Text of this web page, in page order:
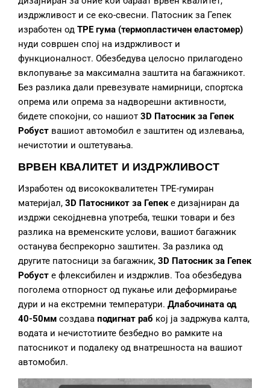
издржливост и се еко-свесни. Патосник за Гепек
изработен од TPE гума (термопластичен еластомер)
нуди совршен спој на издржливост и
функционалност. Обезбедува целосно прилагодено
вклопување за максимална заштита на багажникот.
Без разлика дали превезувате намирници, спортска
опрема или опрема за надворешни активности,
бидете спокојни, со нашиот 3D Патосник за Гепек
Робуст вашиот автомобил е заштитен од излевања,
нечистотии и оштетувања.
ВРВЕН КВАЛИТЕТ И ИЗДРЖЛИВОСТ
Изработен од висококвалитетен TPE-гумиран
материјал, 3D Патосникот за Гепеке дизајниран да
издржи секојдневна употреба, тешки товари и без
разлика на временските услови, вашиот багажник
останува беспрекорно заштитен. За разлика од
другите патосници за багажник, 3D Патосник за Гепек
Робуст е флексибилен и издржлив. Тоа обезбедува
поголема отпорност од пукање или деформирање
дури и на екстремни температури. Длабочината од
40-50мм создава подигнат раб кој ја задржува калта,
водата и нечистотиите безбедно во рамките на
патосникот и подалеку од внатрешноста на вашиот
автомобил.